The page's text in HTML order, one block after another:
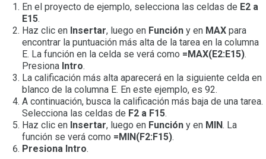
En el proyecto de ejemplo, selecciona las celdas de E2 a
E15.
Haz clic en Insertar, luego en Función y en MAX para
encontrar la puntuación más alta de la tarea en la columna
E. La función en la celda se verá como =MAX(E2:E15).
Presiona Intro.
La calificación más alta aparecerá en la siguiente celda en
blanco de la columna E. En este ejemplo, es 92.
A continuación, busca la calificación más baja de una tarea.
Selecciona las celdas de F2 a F15.
Haz clic en Insertar, luego en Función y en MIN. La
función se verá como =MIN(F2:F15).
Presiona Intro.